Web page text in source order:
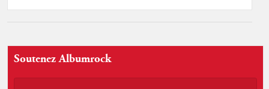
Soutenez Albumrock